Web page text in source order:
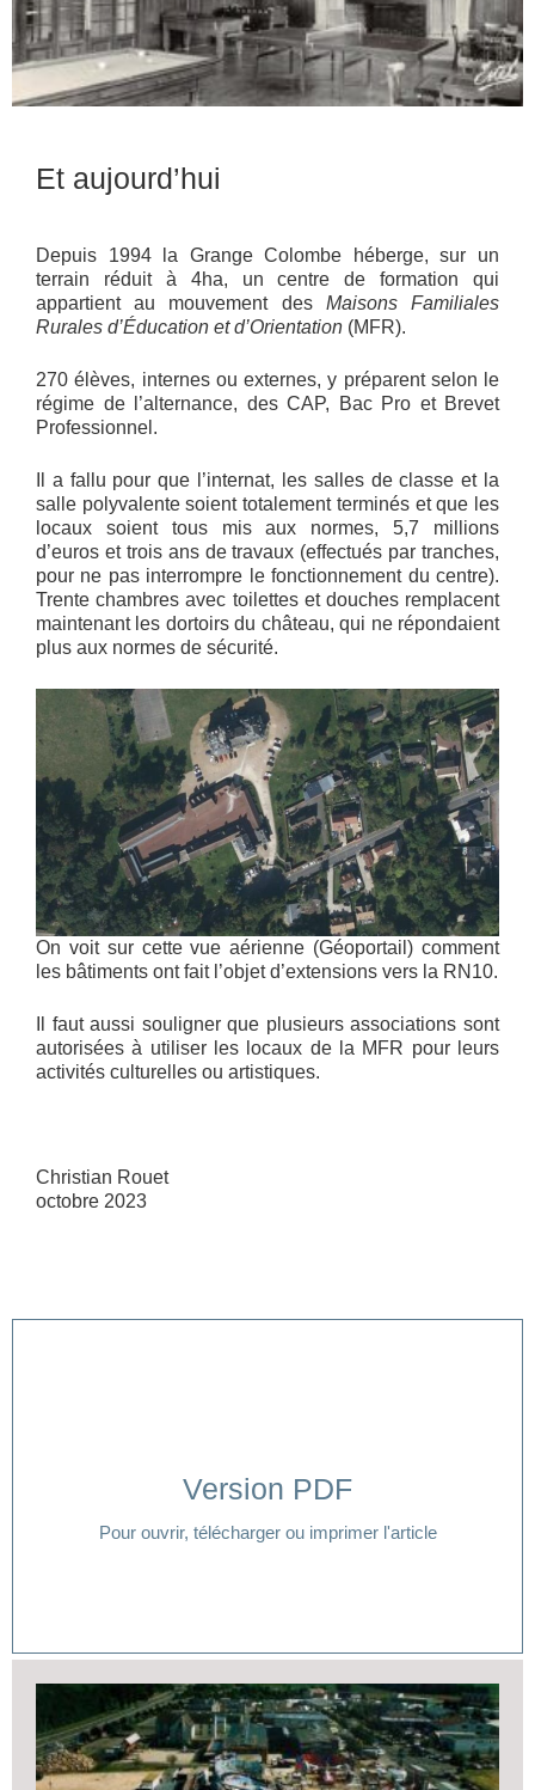
Et aujourd’hui
Depuis 1994 la Grange Colombe héberge, sur un
terrain réduit à 4ha, un centre de formation qui
appartient au mouvement des Maisons Familiales
Rurales d’Éducation et d’Orientation (MFR).
270 élèves, internes ou externes, y préparent selon le
régime de l’alternance, des CAP, Bac Pro et Brevet
Professionnel.
Il a fallu pour que l’internat, les salles de classe et la
salle polyvalente soient totalement terminés et que les
locaux soient tous mis aux normes, 5,7 millions
d’euros et trois ans de travaux (effectués par tranches,
pour ne pas interrompre le fonctionnement du centre).
Trente chambres avec toilettes et douches remplacent
maintenant les dortoirs du château, qui ne répondaient
plus aux normes de sécurité.
On voit sur cette vue aérienne (Géoportail) comment
les bâtiments ont fait l’objet d’extensions vers la RN10.
Il faut aussi souligner que plusieurs associations sont
autorisées à utiliser les locaux de la MFR pour leurs
activités culturelles ou artistiques.
Christian Rouet
octobre 2023
Version PDF
Pour ouvrir, télécharger ou imprimer l'article
Cliquer ici